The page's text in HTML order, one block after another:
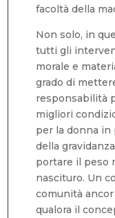
facoltà della
Non solo, in
tutti gli
morale e
grado di
responsabilità
migliori
per la donna
della
portare il peso
nascituro. Un
comunità
qualora il